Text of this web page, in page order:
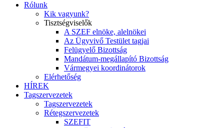
Rólunk
Kik vagyunk?
Tisztségviselők
A SZEF elnöke, alelnökei
Az Ügyvivő Testület tagjai
Felügyelő Bizottság
Mandátum-megállapító Bizottság
Vármegyei koordinátorok
Elérhetőség
HÍREK
Tagszervezetek
Tagszervezetek
Rétegszervezetek
SZEFIT